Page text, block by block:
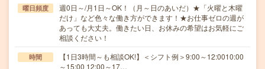
曜日頻度
週0日～/月1日～OK！（月～日のあいだ）★「火曜と木曜
だけ」など色々な働き方ができます！★お仕事ゼロの週が
あっても大丈夫。働きたい日、お休みの希望はお気軽にご
相談ください！
時間
【1日3時間～も相談OK!】＜シフト例＞9:00～12:0010:00
～15:00 12:00～17…